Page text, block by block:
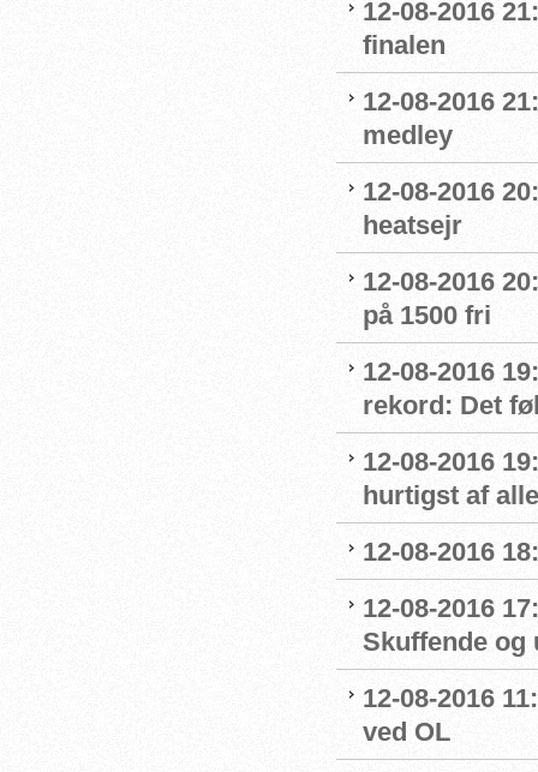
12-08-2016
finalen
12-08-2016
medley
12-08-2016
heatsejr
12-08-2016
på 1500 fri
12-08-2016
rekord: Det
12-08-2016
hurtigst af
12-08-2016
12-08-2016
Skuffende
12-08-2016
ved OL